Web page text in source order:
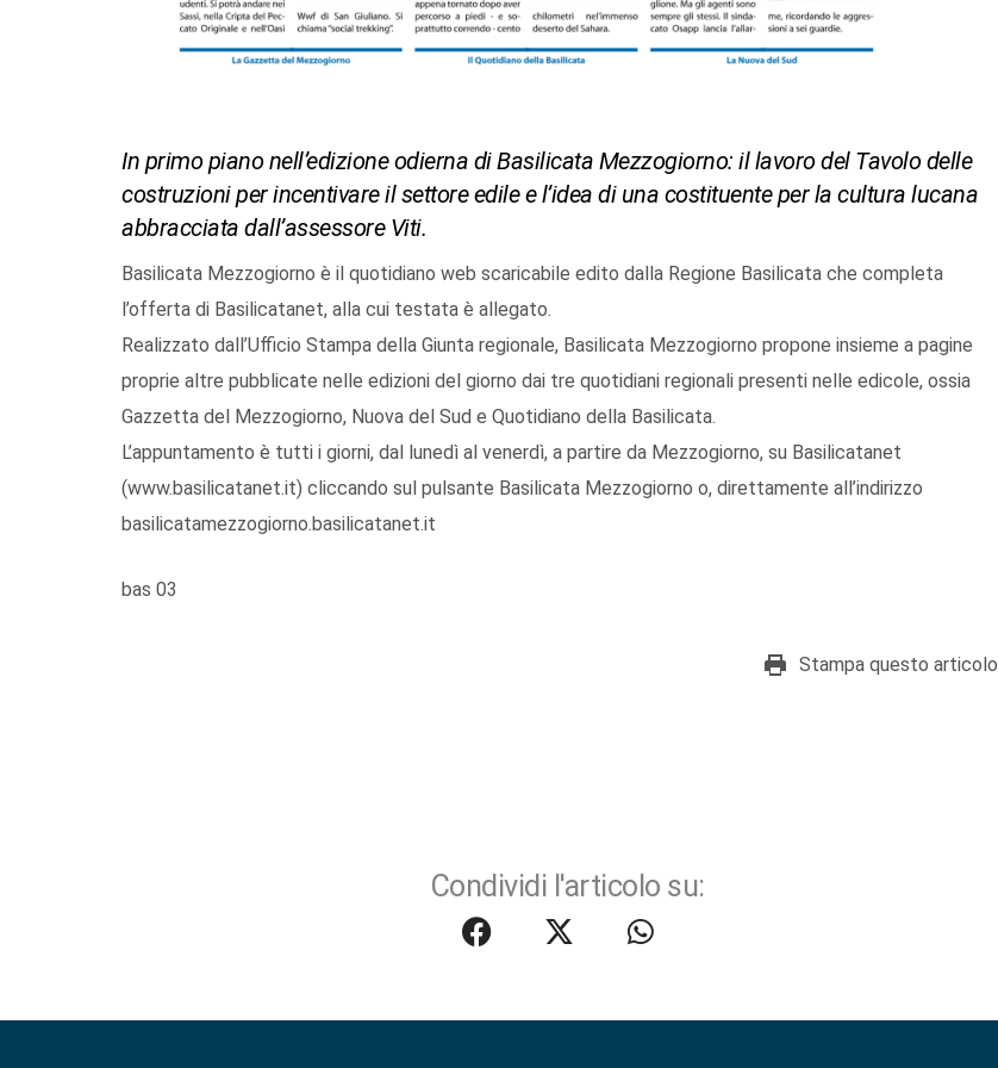
In primo piano nell’edizione odierna di Basilicata Mezzogiorno: il lavoro del Tavolo delle
costruzioni per incentivare il settore edile e l’idea di una costituente per la cultura lucana
abbracciata dall’assessore Viti.
Basilicata Mezzogiorno è il quotidiano web scaricabile edito dalla Regione Basilicata che completa
l’offerta di Basilicatanet, alla cui testata è allegato.
Realizzato dall’Ufficio Stampa della Giunta regionale, Basilicata Mezzogiorno propone insieme a pagine
proprie altre pubblicate nelle edizioni del giorno dai tre quotidiani regionali presenti nelle edicole, ossia
Gazzetta del Mezzogiorno, Nuova del Sud e Quotidiano della Basilicata.
L’appuntamento è tutti i giorni, dal lunedì al venerdì, a partire da Mezzogiorno, su Basilicatanet
(www.basilicatanet.it) cliccando sul pulsante Basilicata Mezzogiorno o, direttamente all’indirizzo
basilicatamezzogiorno.basilicatanet.it
bas 03
Stampa questo articolo
Condividi l'articolo su: